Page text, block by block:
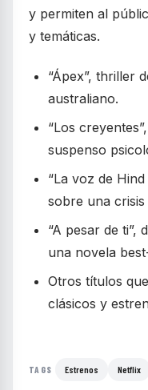
y permiten al
y temáticas.
“Ápex”, thriller
australiano.
“Los
suspenso
“La voz de
sobre una crisis
“A pesar de ti”,
una novela
Otros títulos
clásicos y
TAGS Estrenos Netflix